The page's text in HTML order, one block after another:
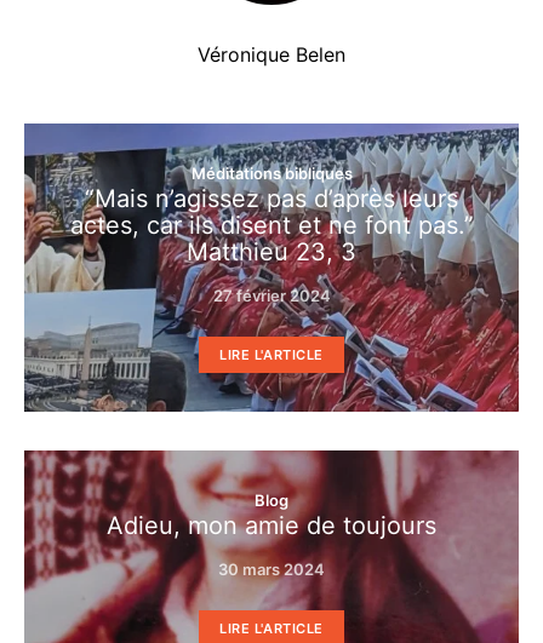
Véronique Belen
Méditations bibliques
“Mais n’agissez pas d’après leurs
actes, car ils disent et ne font pas.”
Matthieu 23, 3
27 février 2024
LIRE L'ARTICLE
Blog
Adieu, mon amie de toujours
30 mars 2024
LIRE L'ARTICLE